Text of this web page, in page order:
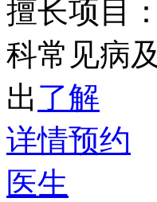
擅长项目：
科常见病
出 了解
详情预约
医生